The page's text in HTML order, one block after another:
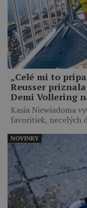
„Celé mi to
Reusser
Demi Vollering
Kasia Niewiadoma
favoritiek, necelých
NOVINKY